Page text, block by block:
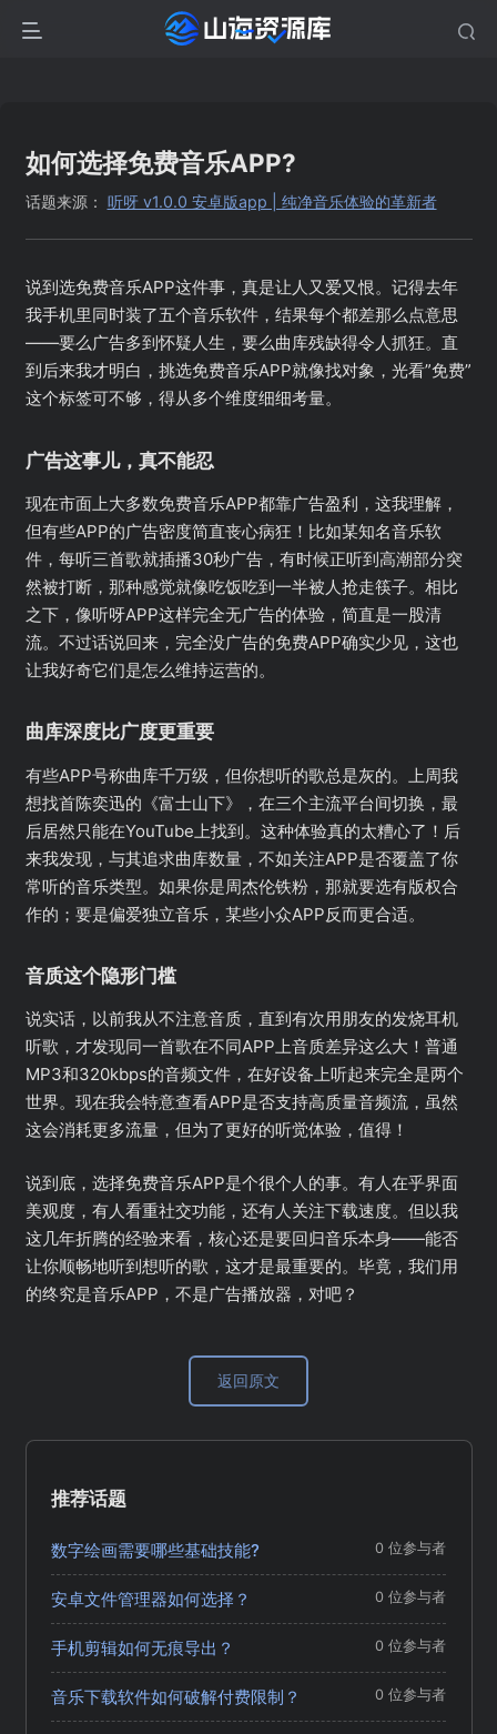
如何选择免费音乐APP?
话题来源： 听呀 v1.0.0 安卓版app | 纯净音乐体验的革新者
说到选免费音乐APP这件事，真是让人又爱又恨。记得去年
我手机里同时装了五个音乐软件，结果每个都差那么点意思
——要么广告多到怀疑人生，要么曲库残缺得令人抓狂。直
到后来我才明白，挑选免费音乐APP就像找对象，光看”免费”
这个标签可不够，得从多个维度细细考量。
广告这事儿，真不能忍
现在市面上大多数免费音乐APP都靠广告盈利，这我理解，
但有些APP的广告密度简直丧心病狂！比如某知名音乐软
件，每听三首歌就插播30秒广告，有时候正听到高潮部分突
然被打断，那种感觉就像吃饭吃到一半被人抢走筷子。相比
之下，像听呀APP这样完全无广告的体验，简直是一股清
流。不过话说回来，完全没广告的免费APP确实少见，这也
让我好奇它们是怎么维持运营的。
曲库深度比广度更重要
有些APP号称曲库千万级，但你想听的歌总是灰的。上周我
想找首陈奕迅的《富士山下》，在三个主流平台间切换，最
后居然只能在YouTube上找到。这种体验真的太糟心了！后
来我发现，与其追求曲库数量，不如关注APP是否覆盖了你
常听的音乐类型。如果你是周杰伦铁粉，那就要选有版权合
作的；要是偏爱独立音乐，某些小众APP反而更合适。
音质这个隐形门槛
说实话，以前我从不注意音质，直到有次用朋友的发烧耳机
听歌，才发现同一首歌在不同APP上音质差异这么大！普通
MP3和320kbps的音频文件，在好设备上听起来完全是两个
世界。现在我会特意查看APP是否支持高质量音频流，虽然
这会消耗更多流量，但为了更好的听觉体验，值得！
说到底，选择免费音乐APP是个很个人的事。有人在乎界面
美观度，有人看重社交功能，还有人关注下载速度。但以我
这几年折腾的经验来看，核心还是要回归音乐本身——能否
让你顺畅地听到想听的歌，这才是最重要的。毕竟，我们用
的终究是音乐APP，不是广告播放器，对吧？
返回原文
推荐话题
数字绘画需要哪些基础技能? 0 位参与者
安卓文件管理器如何选择？ 0 位参与者
手机剪辑如何无痕导出？ 0 位参与者
音乐下载软件如何破解付费限制？ 0 位参与者